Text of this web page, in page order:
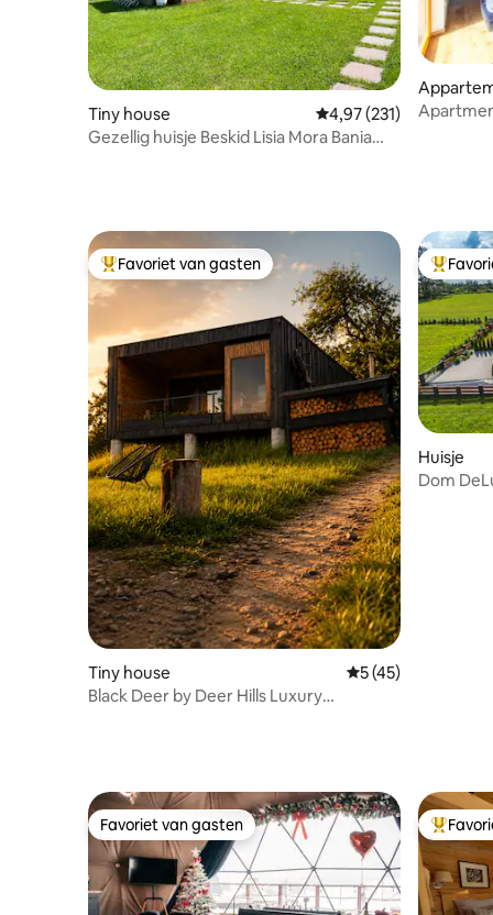
Tiny house Gemiddelde
4,97 (231)
Gezellig huisje Beskid Lisia Mora Bania
Topfavoriet van gasten
Favoriet van gasten
Tiny house Gemiddelde
5 (45)
Black Deer by Deer Hills Luxury
Huisje
Dom
Favoriet van gasten
Favoriet van gasten